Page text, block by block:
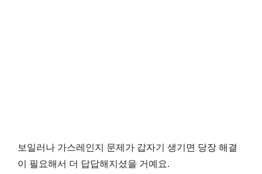
보일러나 가스레인지 문제가 갑자기 생기면 당장 해결
이 필요해서 더 답답해지셨을 거예요.